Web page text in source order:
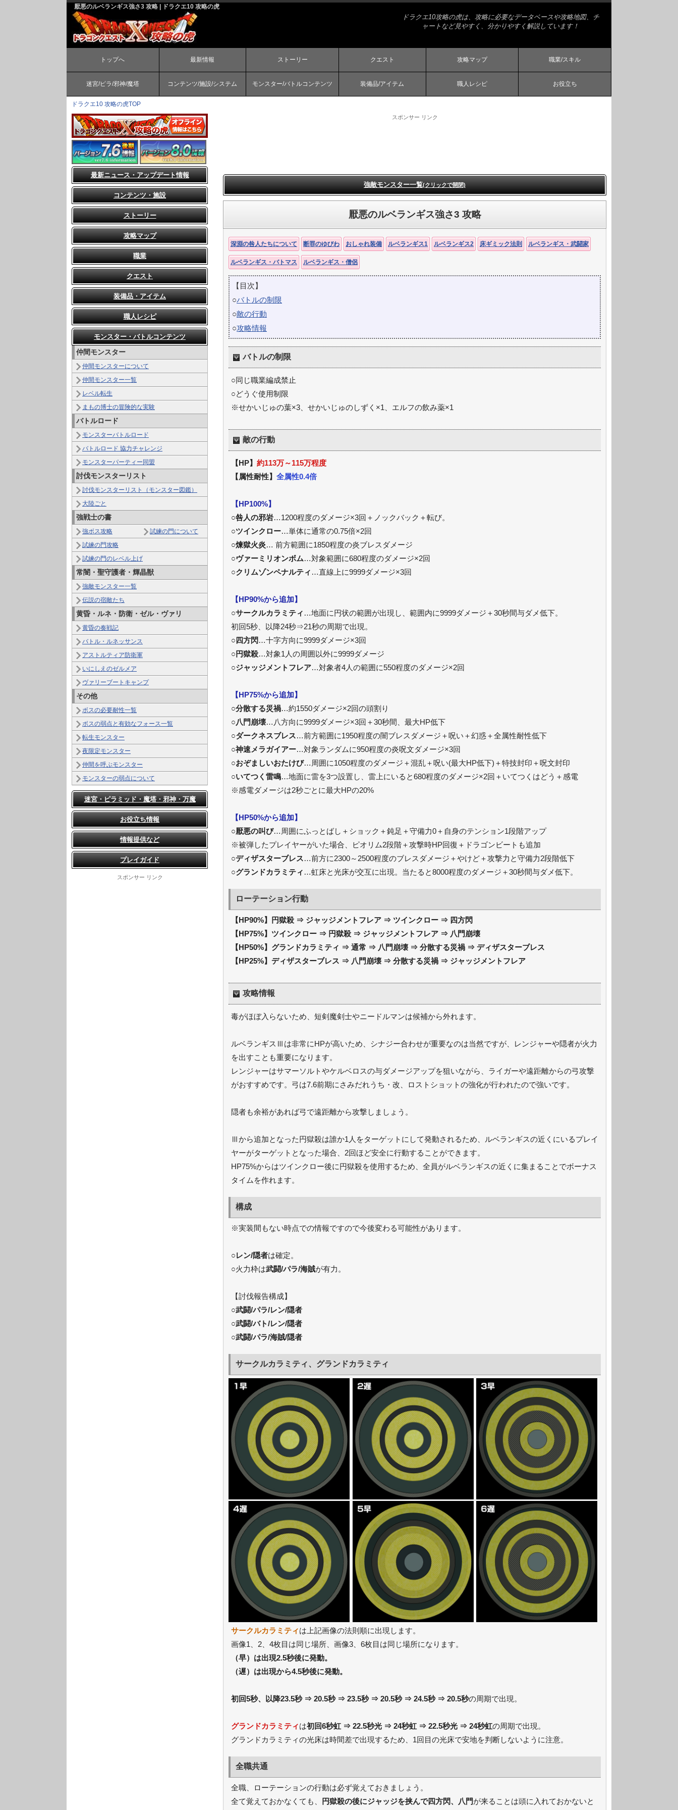
厭悪のルベランギス強さ3 攻略 | ドラクエ10 攻略の虎
ドラクエ10攻略の虎は、攻略に必要なデータベースや攻略地図、チ
ャートなど見やすく、分かりやすく解説しています！
トップへ 最新情報 ストーリー クエスト 攻略マップ 職業/スキル
迷宮/ピラ/邪神/魔塔 コンテンツ/施設/システム モンスター/バトルコンテンツ 装備品/アイテム 職人レシピ お役立ち
ドラクエ10 攻略の虎TOP
スポンサー リンク
強敵モンスター一覧(クリックで開閉)
厭悪のルベランギス強さ3 攻略
深淵の咎人たちについて 断罪のゆびわ おしゃれ装備 ルベランギス1 ルベランギス2 床ギミック法則 ルベランギス・武闘家
ルベランギス・バトマス ルベランギス・僧侶
【目次】
○バトルの制限
○敵の行動
○攻略情報
バトルの制限
○同じ職業編成禁止
○どうぐ使用制限
※せかいじゅの葉×3、せかいじゅのしずく×1、エルフの飲み薬×1
敵の行動
【HP】 約113万～115万程度
【属性耐性】 全属性0.4倍
【HP100%】
○咎人の邪岩…1200程度のダメージ×3回＋ノックバック＋転び。
○ツインクロー…単体に通常の0.75倍×2回
○煉獄火炎… 前方範囲に1850程度の炎ブレスダメージ
○ヴァーミリオンボム…対象範囲に680程度のダメージ×2回
○クリムゾンペナルティ …直線上に9999ダメージ×3回
【HP90%から追加】
○サークルカラミティ …地面に円状の範囲が出現し、範囲内に9999ダメージ＋30秒間与ダメ低下。
初回5秒、以降24秒⇒21秒の周期で出現。
○四方閃 …十字方向に9999ダメージ×3回
○ 円獄殺…対象1人の周囲以外に9999ダメージ
○ジャッジメントフレア…対象者4人の範囲に550程度のダメージ×2回
【HP75%から追加】
○分散する災禍…約1550ダメージ×2回の頭割り
○八門崩壊…八方向に9999ダメージ×3回＋30秒間、最大HP低下
○ダークネスブレス…前方範囲に1950程度の闇ブレスダメージ＋呪い＋幻惑＋全属性耐性低下
○神速メラガイアー…対象ランダムに950程度の炎呪文ダメージ×3回
○おぞましいおたけび…周囲に1050程度のダメージ＋混乱＋呪い(最大HP低下)＋特技封印＋呪文封印
○いてつく雷鳴…地面に雷を3つ設置し、雷上にいると680程度のダメージ×2回＋いてつくはどう＋感電
※感電ダメージは2秒ごとに最大HPの20%
【HP50%から追加】
○厭悪の叫び…周囲にふっとばし＋ショック＋鈍足＋守備力0＋自身のテンション1段階アップ
※被弾したプレイヤーがいた場合、ピオリム2段階＋攻撃時HP回復＋ドラゴンビートも追加
○ディザスターブレス…前方に2300～2500程度のブレスダメージ＋やけど＋攻撃力と守備力2段階低下
○グランドカラミティ …虹床と光床が交互に出現。当たると8000程度のダメージ＋30秒間与ダメ低下。
ローテーション行動
【HP90%】円獄殺 ⇒ ジャッジメントフレア ⇒ ツインクロー ⇒ 四方閃
【HP75%】ツインクロー ⇒ 円獄殺 ⇒ ジャッジメントフレア ⇒ 八門崩壊
【HP50%】 グランドカラミティ ⇒ 通常 ⇒ 八門崩壊 ⇒ 分散する災禍 ⇒ ディザスターブレス
【HP25%】ディザスターブレス ⇒ 八門崩壊 ⇒ 分散する災禍 ⇒ ジャッジメントフレア
攻略情報
毒がほぼ入らないため、短剣魔剣士やニードルマンは候補から外れます。
ルベランギスⅢは非常にHPが高いため、シナジー合わせが重要なのは当然ですが、レンジャーや隠者が火力
を出すことも重要になります。
レンジャーはサマーソルトやケルベロスの与ダメージアップを狙いながら、ライガーや遠距離からの弓攻撃
がおすすめです。弓は7.6前期にさみだれうち・改、ロストショットの強化が行われたので強いです。
隠者も余裕があれば弓で遠距離から攻撃しましょう。
Ⅲから追加となった円獄殺は誰か1人をターゲットにして発動されるため、ルベランギスの近くにいるプレイ
ヤーがターゲットとなった場合、2回ほど安全に行動することができます。
HP75%からはツインクロー後に円獄殺を使用するため、全員がルベランギスの近くに集まることでボーナス
タイムを作れます。
構成
※実装間もない時点での情報ですので今後変わる可能性があります。
○レン/隠者は確定。
○火力枠は武闘/パラ/海賊が有力。
【討伐報告構成】
○武闘/パラ/レン/隠者
○武闘/バト/レン/隠者
○武闘/パラ/海賊/隠者
サークルカラミティ、グランドカラミティ
サークルカラミティは上記画像の法則順に出現します。
画像1、2、4枚目は同じ場所、画像3、6枚目は同じ場所になります。
（早）は出現2.5秒後に発動。
（遅）は出現から4.5秒後に発動。
初回5秒、以降23.5秒 ⇒ 20.5秒 ⇒ 23.5秒 ⇒ 20.5秒 ⇒ 24.5秒 ⇒ 20.5秒の周期で出現。
グランドカラミティは初回6秒虹 ⇒ 22.5秒光 ⇒ 24秒虹 ⇒ 22.5秒光 ⇒ 24秒虹の周期で出現。
グランドカラミティの光床は時間差で出現するため、1回目の光床で安地を判断しないように注意。
全職共通
全職、ローテーションの行動は必ず覚えておきましょう。
全て覚えておかなくても、
円獄殺の後にジャッジを挟んで四方閃、八門が来ることは頭に入れておかないと
最新ニュース・アップデート情報
コンテンツ・施設
ストーリー
攻略マップ
職業
クエスト
装備品・アイテム
職人レシピ
モンスター・バトルコンテンツ
仲間モンスター
仲間モンスターについて
仲間モンスター一覧
レベル転生
まもの博士の冒険的な実験
バトルロード
モンスターバトルロード
バトルロード 協力チャレンジ
モンスターパーティー同盟
討伐モンスターリスト
討伐モンスターリスト（モンスター図鑑）
大陸ごと
強戦士の書
強ボス攻略
試練の門について
試練の門攻略
試練の門のレベル上げ
常闇・聖守護者・輝晶獣
強敵モンスター一覧
伝説の宿敵たち
黄昏・ルネ・防衛・ゼル・ヴァリ
黄昏の奏戦記
バトル・ルネッサンス
アストルティア防衛軍
いにしえのゼルメア
ヴァリーブートキャンプ
その他
ボスの必要耐性一覧
ボスの弱点と有効なフォース一覧
転生モンスター
夜限定モンスター
仲間を呼ぶモンスター
モンスターの弱点について
迷宮・ピラミッド・魔塔・邪神・万魔
お役立ち情報
情報提供など
プレイガイド
スポンサー リンク